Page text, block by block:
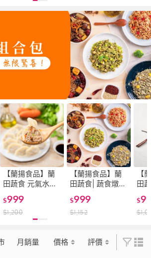
【蘭揚食品】蘭
田蔬食 元氣水餃
晚餐組4人份-內
含10包(蔬食/素
食/料理包/調理
$999
$1,200
【蘭揚食品】蘭
田蔬食| 蔬食燉飯
套餐組-內附12包
(蔬食/素食/料理
包/即食/燉飯/湯)
$999
$1,152
【
田
式
9包
理
$
$
月銷量 價格 評價